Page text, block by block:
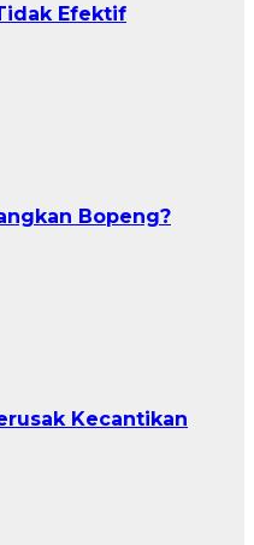
Efektif
Bopeng?
Kecantikan